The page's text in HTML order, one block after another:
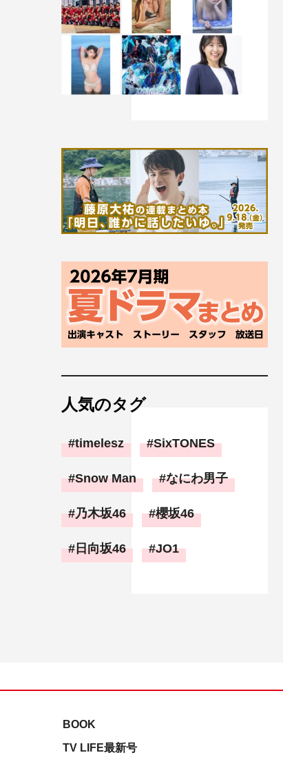
人気のタグ
timelesz SixTONES
Snow Man なにわ男子
乃木坂46 櫻坂46
日向坂46 JO1
BOOK
TV LIFE最新号